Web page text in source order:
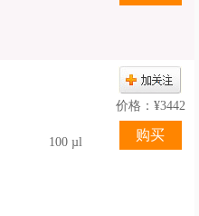
100 µl
价格： ¥3442